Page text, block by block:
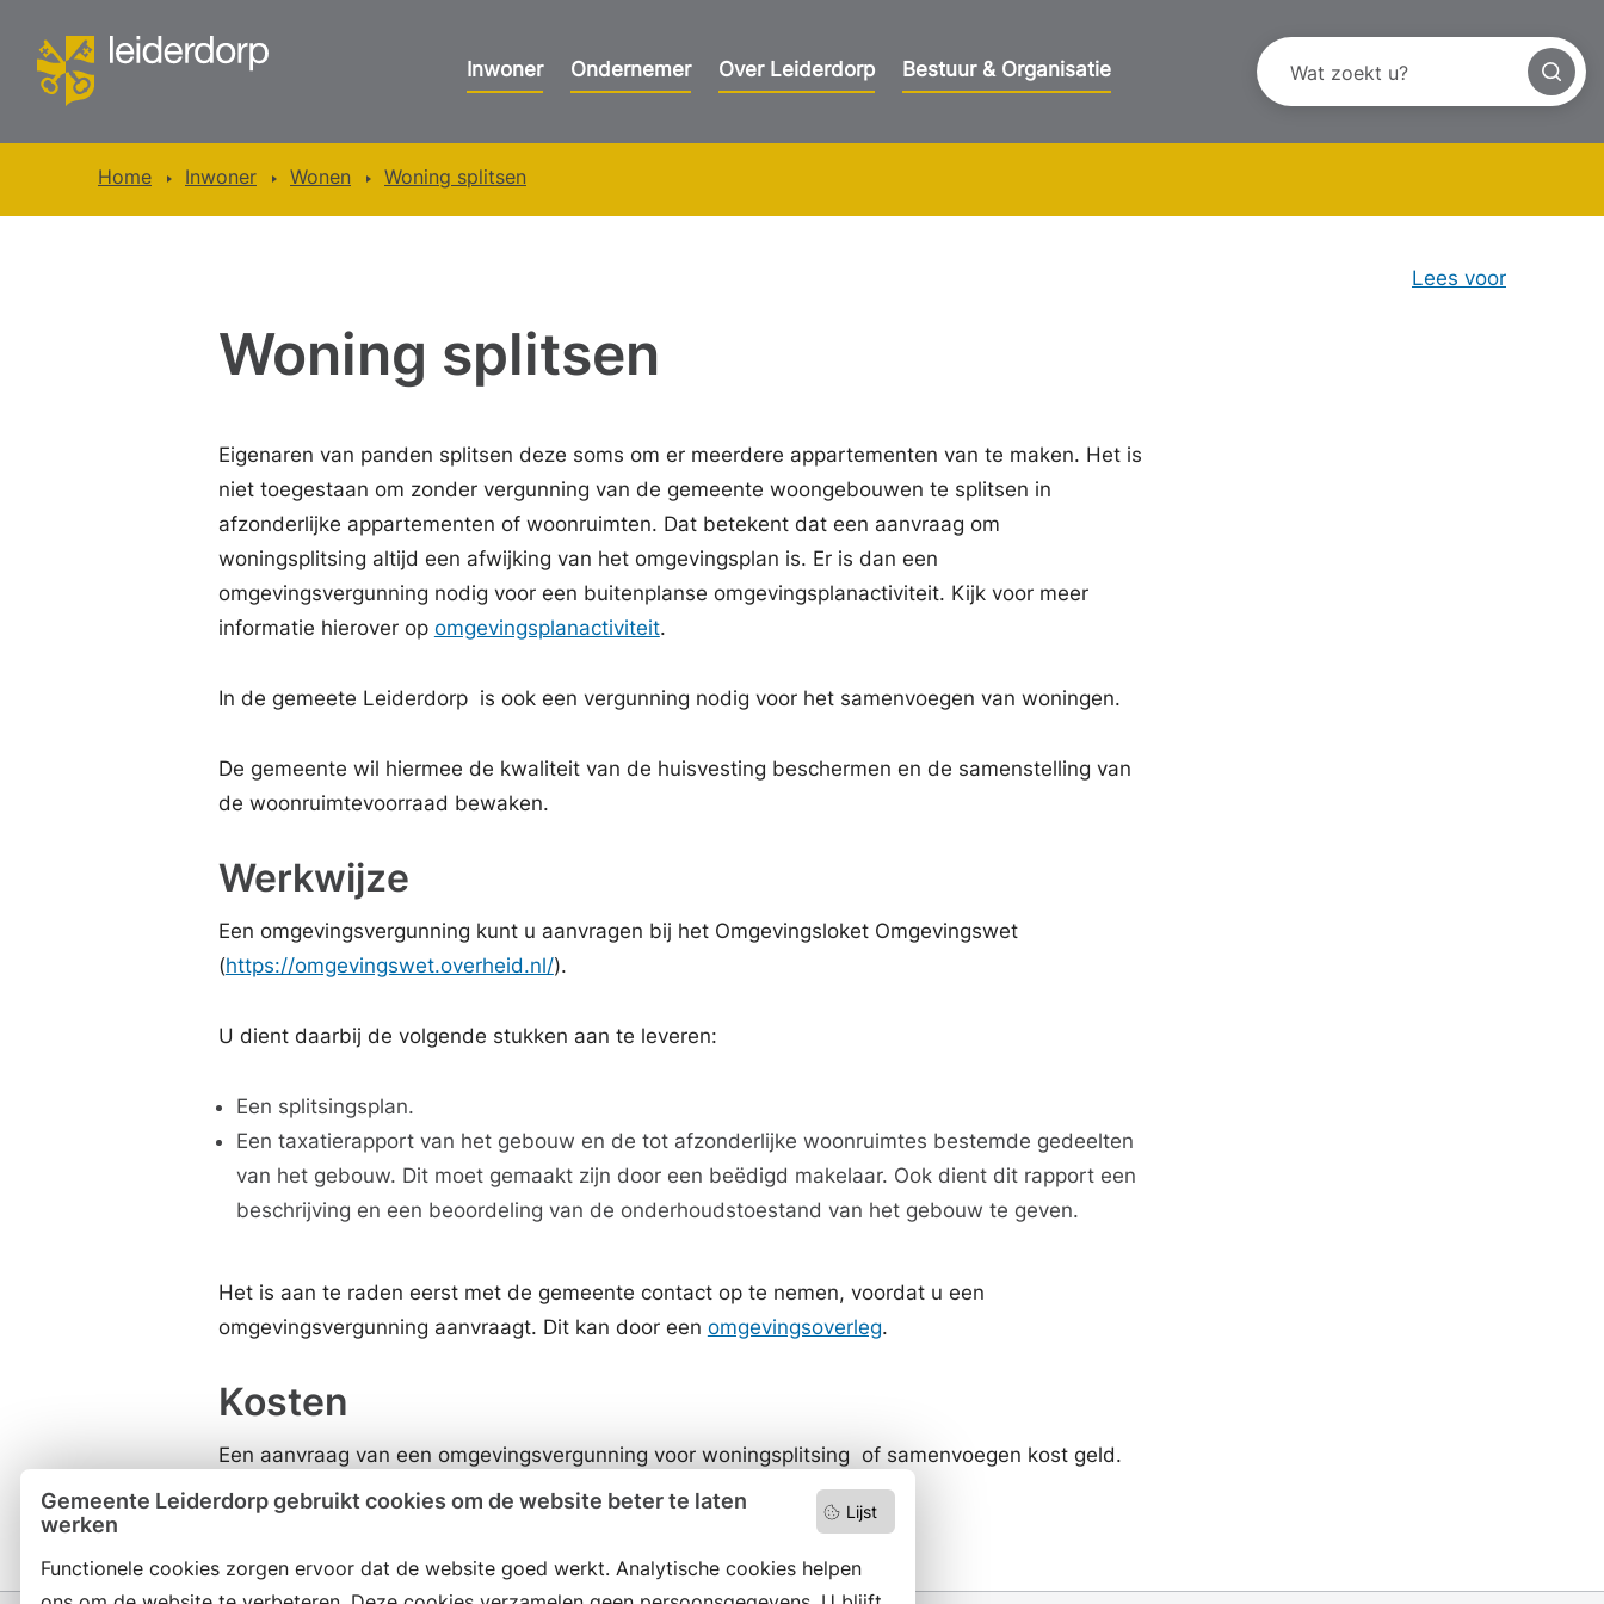
Lijst
Gemeente Leiderdorp gebruikt cookies om de website beter te laten
werken
Functionele cookies zorgen ervoor dat de website goed werkt. Analytische cookies helpen
Inwoner Ondernemer Over Leiderdorp Bestuur & Organisatie
Home Inwoner Wonen Woning splitsen
Lees voor
Woning splitsen
Eigenaren van panden splitsen deze soms om er meerdere appartementen van te maken. Het is
niet toegestaan om zonder vergunning van de gemeente woongebouwen te splitsen in
afzonderlijke appartementen of woonruimten. Dat betekent dat een aanvraag om
woningsplitsing altijd een afwijking van het omgevingsplan is. Er is dan een
omgevingsvergunning nodig voor een buitenplanse omgevingsplanactiviteit. Kijk voor meer
informatie hierover op omgevingsplanactiviteit.
In de gemeete Leiderdorp is ook een vergunning nodig voor het samenvoegen van woningen.
De gemeente wil hiermee de kwaliteit van de huisvesting beschermen en de samenstelling van
de woonruimtevoorraad bewaken.
Werkwijze
Een omgevingsvergunning kunt u aanvragen bij het Omgevingsloket Omgevingswet
(https://omgevingswet.overheid.nl/).
U dient daarbij de volgende stukken aan te leveren:
Een splitsingsplan.
Een taxatierapport van het gebouw en de tot afzonderlijke woonruimtes bestemde gedeelten
van het gebouw. Dit moet gemaakt zijn door een beëdigd makelaar. Ook dient dit rapport een
beschrijving en een beoordeling van de onderhoudstoestand van het gebouw te geven.
Het is aan te raden eerst met de gemeente contact op te nemen, voordat u een
omgevingsvergunning aanvraagt. Dit kan door een omgevingsoverleg.
Kosten
Een aanvraag van een omgevingsvergunning voor woningsplitsing of samenvoegen kost geld.
Deze kosten kunt u vinden in de
Legesverordening van de gemeente.